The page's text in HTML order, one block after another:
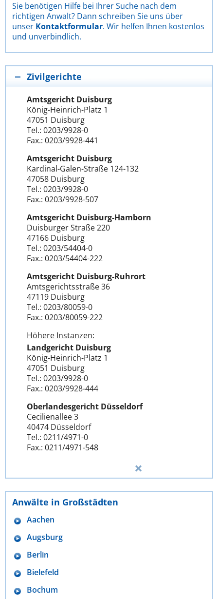
Sie benötigen Hilfe bei Ihrer Suche nach dem
richtigen Anwalt? Dann schreiben Sie uns über
unser Kontaktformular. Wir helfen Ihnen kostenlos
und unverbindlich.
Zivilgerichte
Amtsgericht Duisburg
König-Heinrich-Platz 1
47051 Duisburg
Tel.: 0203/9928-0
Fax.: 0203/9928-441
Amtsgericht Duisburg
Kardinal-Galen-Straße 124-132
47058 Duisburg
Tel.: 0203/9928-0
Fax.: 0203/9928-507
Amtsgericht Duisburg-Hamborn
Duisburger Straße 220
47166 Duisburg
Tel.: 0203/54404-0
Fax.: 0203/54404-222
Amtsgericht Duisburg-Ruhrort
Amtsgerichtsstraße 36
47119 Duisburg
Tel.: 0203/80059-0
Fax.: 0203/80059-222
Höhere Instanzen:
Landgericht Duisburg
König-Heinrich-Platz 1
47051 Duisburg
Tel.: 0203/9928-0
Fax.: 0203/9928-444
Oberlandesgericht Düsseldorf
Cecilienallee 3
40474 Düsseldorf
Tel.: 0211/4971-0
Fax.: 0211/4971-548
Anwälte in Großstädten
Aachen
Augsburg
Berlin
Bielefeld
Bochum